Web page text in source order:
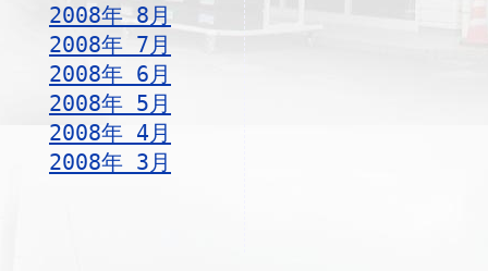
2008年 8月
2008年 7月
2008年 6月
2008年 5月
2008年 4月
2008年 3月